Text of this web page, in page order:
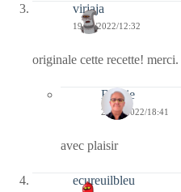
virjaja
19/02/2022/12:32
originale cette recette!
Bernie
25/02/2022/18:41
avec plaisir
ecureuilbleu